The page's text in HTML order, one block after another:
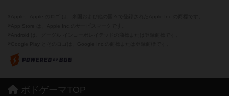
ボドゲーマTOP